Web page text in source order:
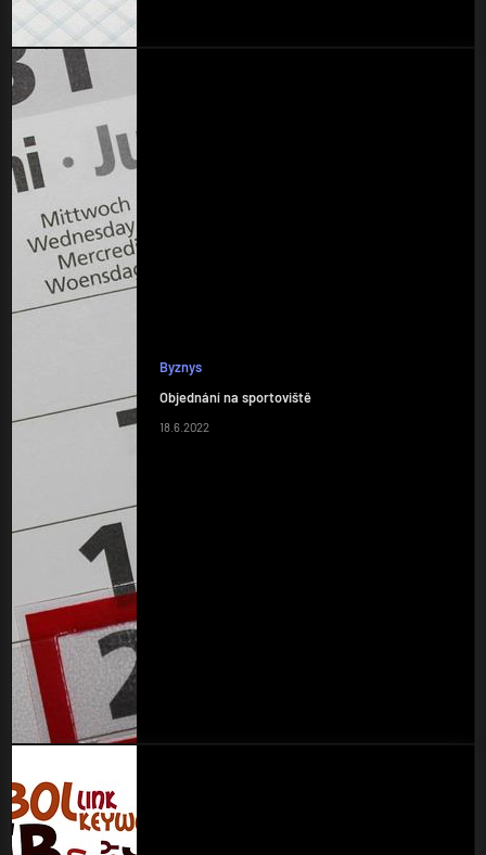
Byznys
Objednání na sportoviště
18.6.2022